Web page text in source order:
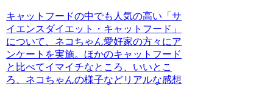
キャットフードの中でも人気の高い「サ
イエンスダイエット・キャットフード」
について、ネコちゃん愛好家の方々にア
ンケートを実施。ほかのキャットフード
と比べてイマイチなところ、いいとこ
ろ、ネコちゃんの様子などリアルな感想